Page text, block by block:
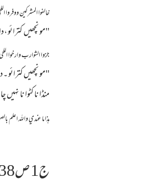
خالفوا المشركين
"مو نچھیں
جزوا الشوارب وارخوا
"مو نچھیں کترائو
منڈا نا کٹوا نا
هذا ما عندي والله اعلم
ج1 ص38